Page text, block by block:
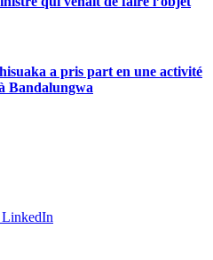
a pris part en une activité
Bandalungwa
LinkedIn